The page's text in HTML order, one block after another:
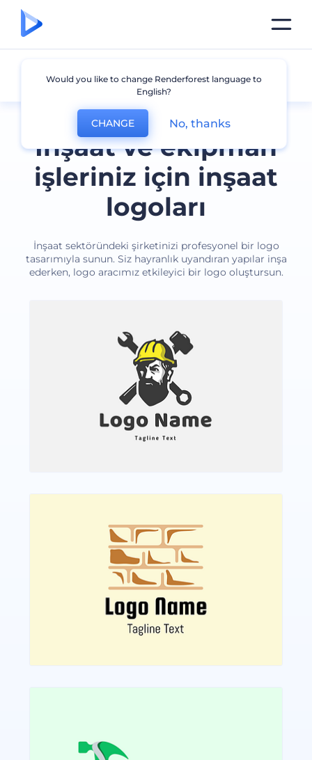
İnşaat ve ekipman
işleriniz için inşaat
logoları
İnşaat sektöründeki şirketinizi profesyonel bir logo
tasarımıyla sunun. Siz hayranlık uyandıran yapılar inşa
ederken, logo aracımız etkileyici bir logo oluştursun.
İnşaat
Would you like to change Renderforest language to
English?
CHANGE No, thanks